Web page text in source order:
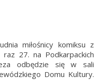
miłośnicy komiksu z
27. na Podkarpackich
odbędzie się w sali
Domu Kultury.